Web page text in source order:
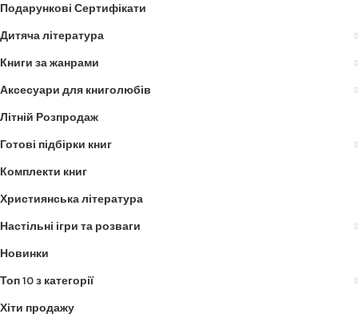
Подарункові Сертифікати
Дитяча література
Книги за жанрами
Аксесуари для книголюбів
Літній Розпродаж
Готові підбірки книг
Комплекти книг
Християнська література
Настільні ігри та розваги
Новинки
Топ 10 з категорії
Хіти продажу